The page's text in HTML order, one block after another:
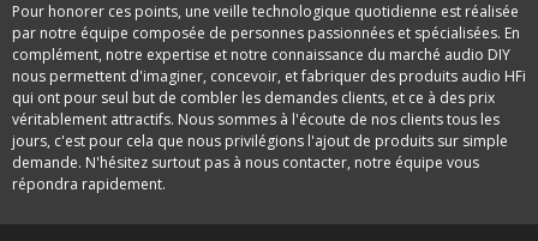
Pour honorer ces points, une veille technologique quotidienne est réalisée
par notre équipe composée de personnes passionnées et spécialisées. En
complément, notre expertise et notre connaissance du marché audio DIY
nous permettent d'imaginer, concevoir, et fabriquer des produits audio HFi
qui ont pour seul but de combler les demandes clients, et ce à des prix
véritablement attractifs. Nous sommes à l'écoute de nos clients tous les
jours, c'est pour cela que nous privilégions l'ajout de produits sur simple
demande. N'hésitez surtout pas à nous contacter, notre équipe vous
répondra rapidement.